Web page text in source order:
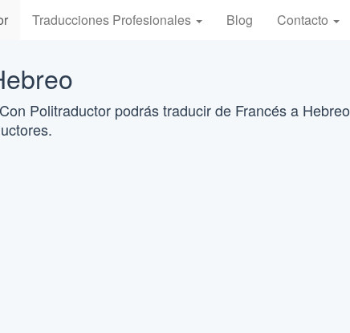
Traducciones Profesionales Blog Contacto
Politraductor podrás traducir de Francés a Hebreo